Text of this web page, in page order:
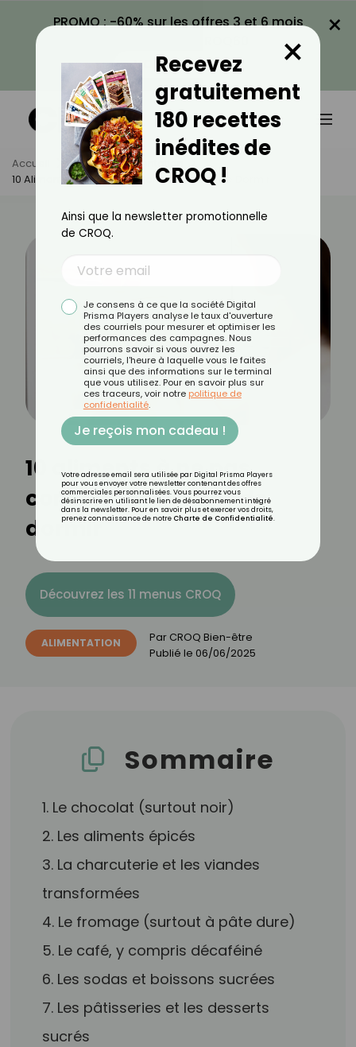
PROMO : -60% sur les offres 3 et 6 mois
VOIR LA PROMO
×
Accueil Actus
Alimentation
10 Aliments À Ne Pas Consommer Avant De Dormir
10 aliments à ne pas
consommer avant de
dormir
Découvrez les 11 menus CROQ
ALIMENTATION Par CROQ Bien-être
Publié le 06/06/2025
Sommaire
1. Le chocolat (surtout noir)
2. Les aliments épicés
3. La charcuterie et les viandes
transformées
4. Le fromage (surtout à pâte dure)
5. Le café, y compris décaféiné
6. Les sodas et boissons sucrées
7. Les pâtisseries et les desserts
sucrés
Recevez
gratuitement
180 recettes
inédites de
CROQ !
×
Ainsi que la newsletter promotionnelle
de CROQ.
Je consens à ce que la société Digital
Prisma Players analyse le taux d'ouverture
des courriels pour mesurer et optimiser les
performances des campagnes. Nous
pourrons savoir si vous ouvrez les
courriels, l'heure à laquelle vous le faites
ainsi que des informations sur le terminal
que vous utilisez. Pour en savoir plus sur
ces traceurs, voir notre politique de
confidentialité.
Je reçois mon cadeau !
Votre adresse email sera utilisée par Digital Prisma Players
pour vous envoyer votre newsletter contenant des offres
commerciales personnalisées. Vous pourrez vous
désinscrire en utilisant le lien de désabonnement intégré
dans la newsletter. Pour en savoir plus et exercer vos droits,
prenez connaissance de notre Charte de Confidentialité.